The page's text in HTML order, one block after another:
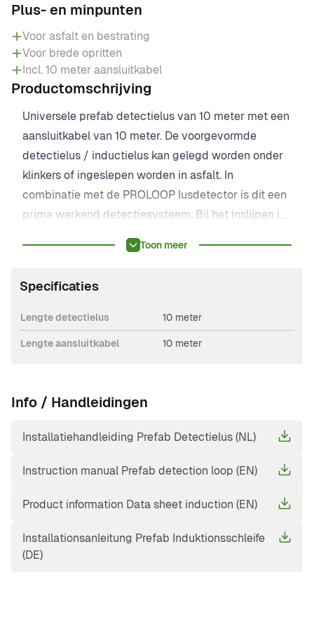
Plus- en minpunten
Voor asfalt en bestrating
Voor brede opritten
Incl. 10 meter aansluitkabel
Productomschrijving
Universele prefab detectielus van 10 meter met een
aansluitkabel van 10 meter. De voorgevormde
detectielus / inductielus kan gelegd worden onder
klinkers of ingeslepen worden in asfalt. In
combinatie met de PROLOOP lusdetector is dit een
prima werkend detectiesysteem. Bij het inslijpen in
Toon meer
Specificaties
Lengte detectielus 10 meter
Lengte aansluitkabel 10 meter
Info / Handleidingen
Installatiehandleiding Prefab Detectielus (NL)
Instruction manual Prefab detection loop (EN)
Product information Data sheet induction (EN)
Installationsanleitung Prefab Induktionsschleife
(DE)